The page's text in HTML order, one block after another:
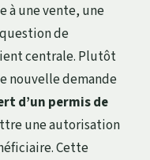
à une vente, une
de
centrale. Plutôt
nouvelle demande
d’un permis de
une autorisation
Cette